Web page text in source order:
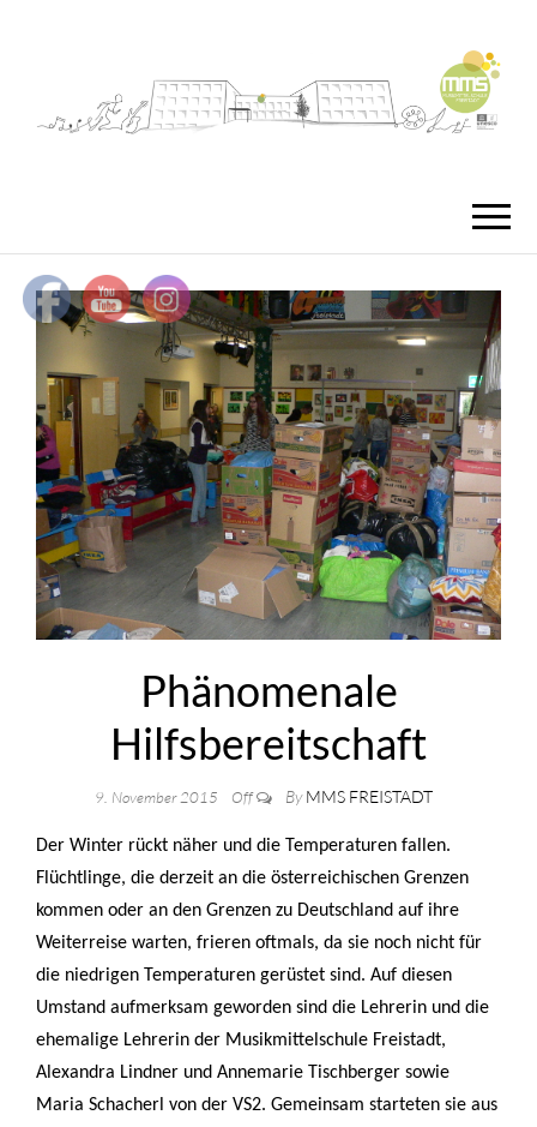
Phänomenale
Hilfsbereitschaft
9. November 2015 Off By MMS FREISTADT
Der Winter rückt näher und die Temperaturen fallen.
Flüchtlinge, die derzeit an die österreichischen Grenzen
kommen oder an den Grenzen zu Deutschland auf ihre
Weiterreise warten, frieren oftmals, da sie noch nicht für
die niedrigen Temperaturen gerüstet sind. Auf diesen
Umstand aufmerksam geworden sind die Lehrerin und die
ehemalige Lehrerin der Musikmittelschule Freistadt,
Alexandra Lindner und Annemarie Tischberger sowie
Maria Schacherl von der VS2. Gemeinsam starteten sie aus